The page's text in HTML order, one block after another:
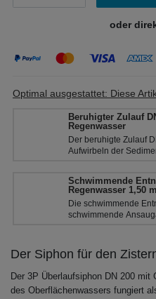
oder
Optimal ausgestattet: Diese
Beruhigter Zulauf
Regenwasser
Der beruhigte Zulauf
Aufwirbeln der
das Regenwasser
Zulauf ist die 2.
Zisterne.
Schwimmende
Regenwasser 1,50
Die schwimmende
schwimmende
schwimmende
Anschluss an PE -
vorbereitet.
Der Siphon für den
Der 3P Überlaufsiphon DN 200
des Oberflächenwassers fungiert